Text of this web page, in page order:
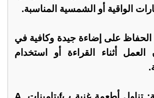
الواقية أو الشمسية المناسبة.
الحفاظ على إضاءة جيدة وكافية في
العمل أثناء القراءة أو استخدام